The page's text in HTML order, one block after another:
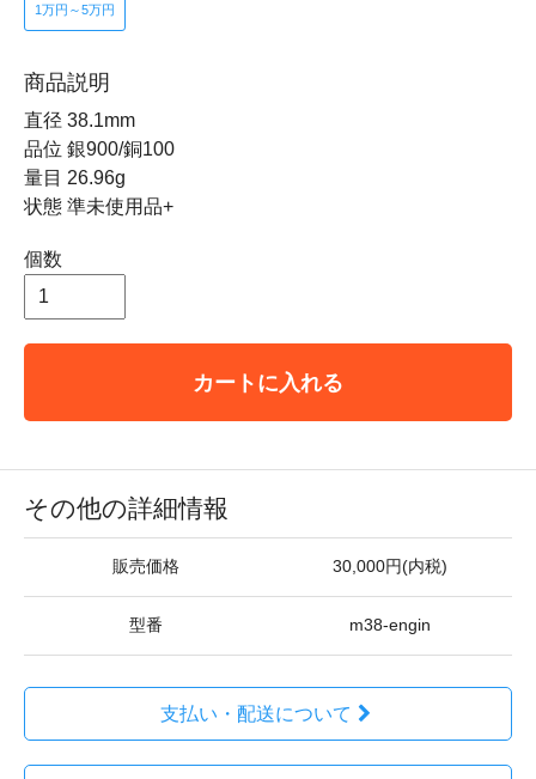
1万円～5万円
商品説明
直径 38.1mm
品位 銀900/銅100
量目 26.96g
状態 準未使用品+
個数
カートに入れる
その他の詳細情報
販売価格 30,000円(内税)
型番 m38-engin
支払い・配送について